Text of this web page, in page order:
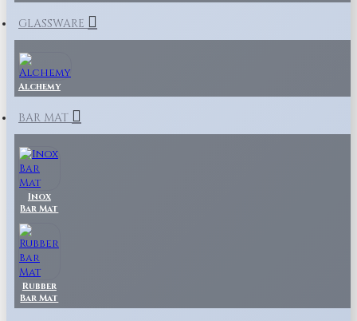
GLASSWARE
Alchemy
BAR MAT
Inox
Bar Mat
Rubber
Bar Mat